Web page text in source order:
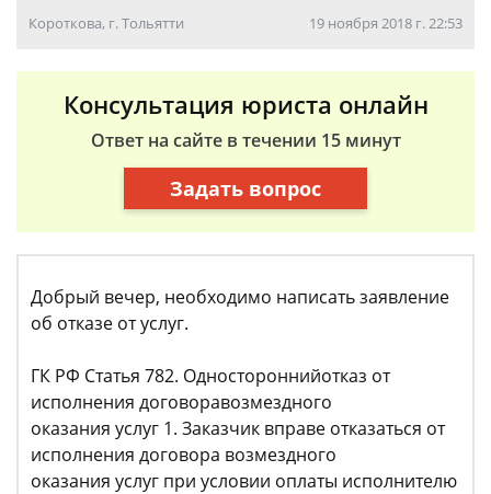
Короткова, г. Тольятти 19 ноября 2018 г. 22:53
Консультация юриста онлайн
Ответ на сайте в течении 15 минут
Задать вопрос
Добрый вечер, необходимо написать заявление
об отказе от услуг.
ГК РФ Статья 782. Одностороннийотказ от
исполнения договоравозмездного
оказания услуг 1. Заказчик вправе отказаться от
исполнения договора возмездного
оказания услуг при условии оплаты исполнителю